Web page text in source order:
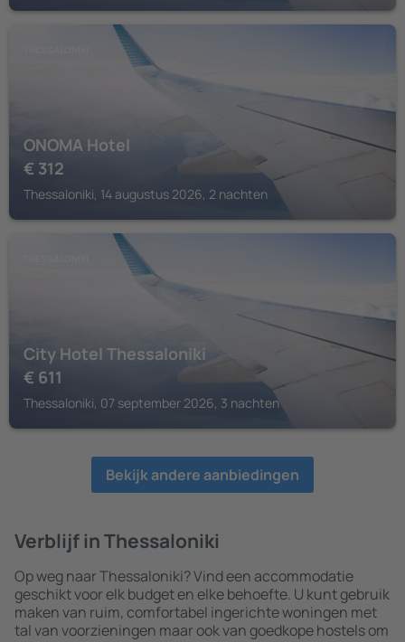
ONOMA Hotel
€ 312
Thessaloniki, 14 augustus 2026, 2 nachten
City Hotel Thessaloniki
€ 611
Thessaloniki, 07 september 2026, 3 nachten
Bekijk andere aanbiedingen
Verblijf in Thessaloniki
Op weg naar Thessaloniki? Vind een accommodatie
geschikt voor elk budget en elke behoefte. U kunt gebruik
maken van ruim, comfortabel ingerichte woningen met
tal van voorzieningen maar ook van goedkope hostels om